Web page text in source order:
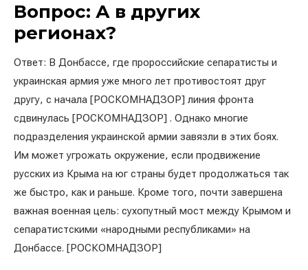
Вопрос: А в других
регионах?
Ответ: В Донбассе, где пророссийские сепаратисты и
украинская армия уже много лет противостоят друг
другу, с начала [РОСКОМНАДЗОР] линия фронта
сдвинулась [РОСКОМНАДЗОР] . Однако многие
подразделения украинской армии завязли в этих боях.
Им может угрожать окружение, если продвижение
русских из Крыма на юг страны будет продолжаться так
же быстро, как и раньше. Кроме того, почти завершена
важная военная цель: сухопутный мост между Крымом и
сепаратистскими «народными республиками» на
Донбассе. [РОСКОМНАДЗОР]